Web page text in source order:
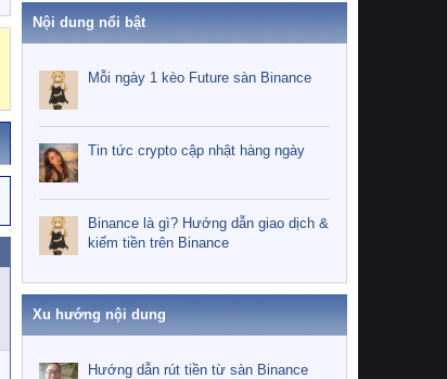
Nội dung nổi bật
Mỗi ngày 1 kèo Future sàn Binance
Tin tức crypto cập nhật hàng ngày
Binance là gì? Hướng dẫn giao dịch &
kiếm tiền trên Binance
Xu hướng nội dung
Hướng dẫn rút tiền từ sàn Binance